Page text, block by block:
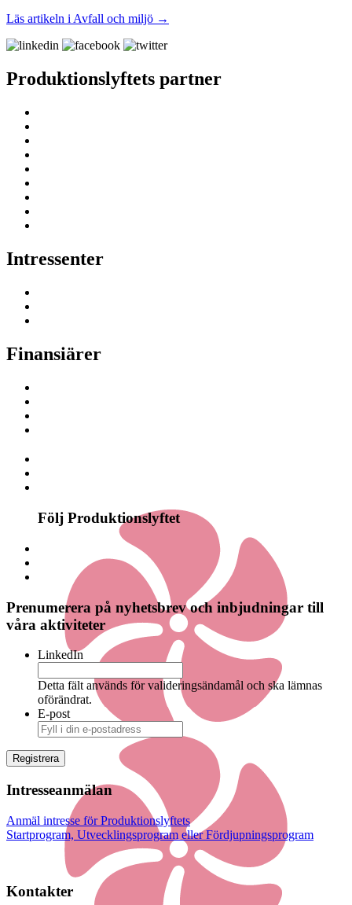
Läs artikeln i Avfall och miljö →
Produktionslyftets partner
Intressenter
Finansiärer
Följ Produktionslyftet
Prenumerera på nyhetsbrev och inbjudningar till
våra aktiviteter
LinkedIn
Detta fält används för valideringsändamål och ska lämnas
oförändrat.
E-post
Intresseanmälan
Anmäl intresse för Produktionslyftets
Startprogram, Utvecklingsprogram eller Fördjupningsprogram
Kontakter